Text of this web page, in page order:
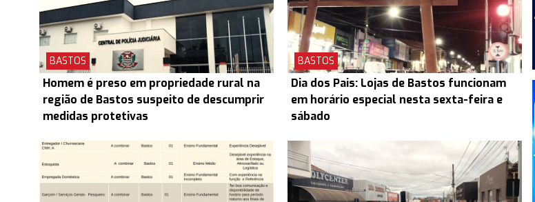
BASTOS
Homem é preso em propriedade rural na
região de Bastos suspeito de descumprir
medidas protetivas
BASTOS
Dia dos Pais: Lojas de Bastos funcionam
em horário especial nesta sexta-feira e
sábado